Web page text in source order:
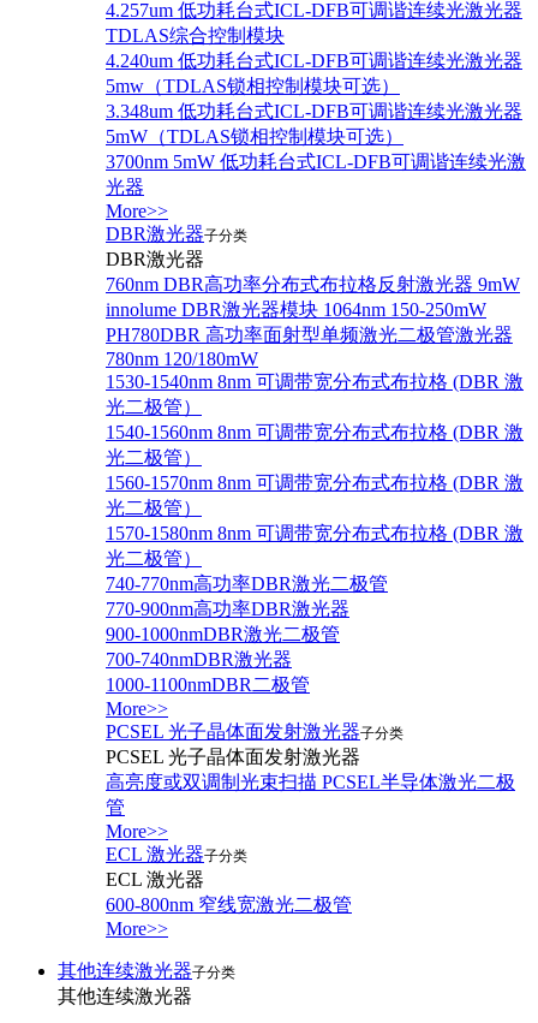
4.257um 低功耗台式ICL-DFB可调谐连续光激光器
TDLAS综合控制模块
4.240um 低功耗台式ICL-DFB可调谐连续光激光器
5mw（TDLAS锁相控制模块可选）
3.348um 低功耗台式ICL-DFB可调谐连续光激光器
5mW（TDLAS锁相控制模块可选）
3700nm 5mW 低功耗台式ICL-DFB可调谐连续光激
光器
More>>
DBR激光器子分类
DBR激光器
760nm DBR高功率分布式布拉格反射激光器 9mW
innolume DBR激光器模块 1064nm 150-250mW
PH780DBR 高功率面射型单频激光二极管激光器
780nm 120/180mW
1530-1540nm 8nm 可调带宽分布式布拉格 (DBR 激
光二极管）
1540-1560nm 8nm 可调带宽分布式布拉格 (DBR 激
光二极管）
1560-1570nm 8nm 可调带宽分布式布拉格 (DBR 激
光二极管）
1570-1580nm 8nm 可调带宽分布式布拉格 (DBR 激
光二极管）
740-770nm高功率DBR激光二极管
770-900nm高功率DBR激光器
900-1000nmDBR激光二极管
700-740nmDBR激光器
1000-1100nmDBR二极管
More>>
PCSEL 光子晶体面发射激光器子分类
PCSEL 光子晶体面发射激光器
高亮度或双调制光束扫描 PCSEL半导体激光二极
管
More>>
ECL 激光器子分类
ECL 激光器
600-800nm 窄线宽激光二极管
More>>
其他连续激光器子分类
其他连续激光器